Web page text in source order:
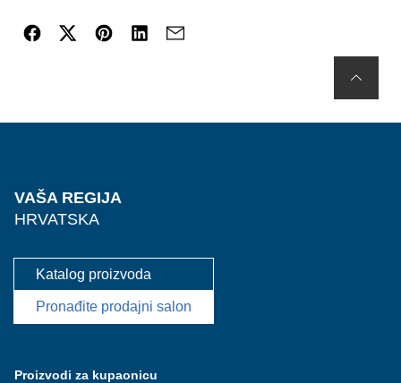
VAŠA REGIJA
HRVATSKA
Katalog proizvoda
Pronađite prodajni salon
Proizvodi za kupaonicu